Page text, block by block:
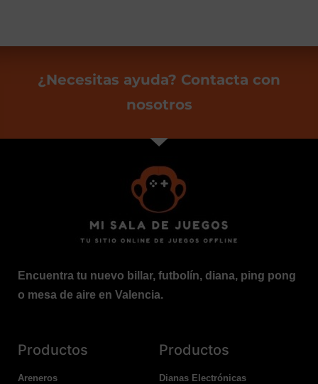
¿Necesitas ayuda? Contacta con
nosotros
Encuentra tu nuevo billar, futbolín, diana, ping pong
o mesa de aire en Valencia.
Productos
Areneros
Productos
Dianas Electrónicas